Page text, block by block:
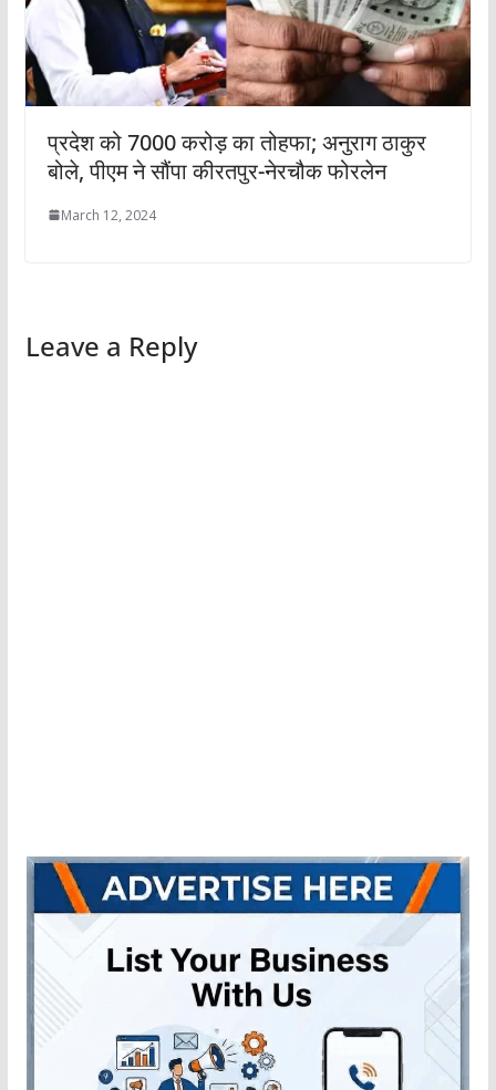
प्रदेश को 7000 करोड़ का तोहफा; अनुराग ठाकुर
बोले, पीएम ने सौंपा कीरतपुर-नेरचौक फोरलेन
March 12, 2024
Leave a Reply